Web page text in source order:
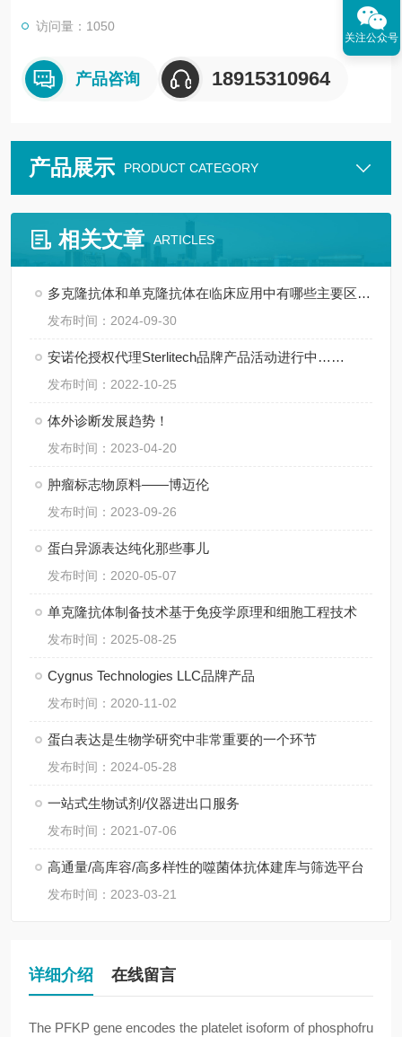
访问量：1050
产品咨询 18915310964
产品展示 PRODUCT CATEGORY
相关文章 ARTICLES
多克隆抗体和单克隆抗体在临床应用中有哪些主要区别？
发布时间：2024-09-30
安诺伦授权代理Sterlitech品牌产品活动进行中……
发布时间：2022-10-25
体外诊断发展趋势！
发布时间：2023-04-20
肿瘤标志物原料——博迈伦
发布时间：2023-09-26
蛋白异源表达纯化那些事儿
发布时间：2020-05-07
单克隆抗体制备技术基于免疫学原理和细胞工程技术
发布时间：2025-08-25
Cygnus Technologies LLC品牌产品
发布时间：2020-11-02
蛋白表达是生物学研究中非常重要的一个环节
发布时间：2024-05-28
一站式生物试剂/仪器进出口服务
发布时间：2021-07-06
高通量/高库容/高多样性的噬菌体抗体建库与筛选平台
发布时间：2023-03-21
详细介绍 在线留言
The PFKP gene encodes the platelet isoform of phosphofru
关注公众号